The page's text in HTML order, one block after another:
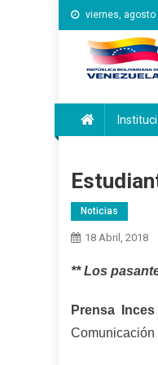
Saltar
al
contenido
viernes, agosto
Inces
Noticias
18 Abril, 2018
** Los
Prensa
Comunicación